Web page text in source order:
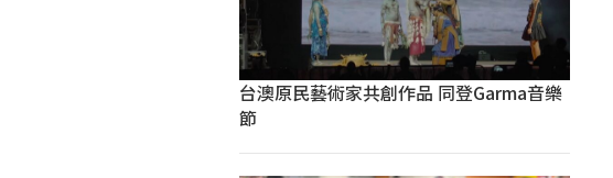
台澳原民藝術家共創作品 同登Garma音樂
節